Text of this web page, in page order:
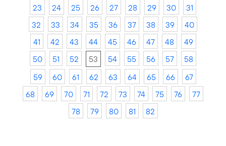
23
24 25 26 27 28 29 30
31
32
33 34 35 36 37 38 39
40
41
42 43 44 45 46 47 48
49
50
51 52 53 54 55 56 57
58
59
60 61 62 63 64 65 66
67
68
69 70 71 72 73 74 75 76
77
78
79 80 81 82